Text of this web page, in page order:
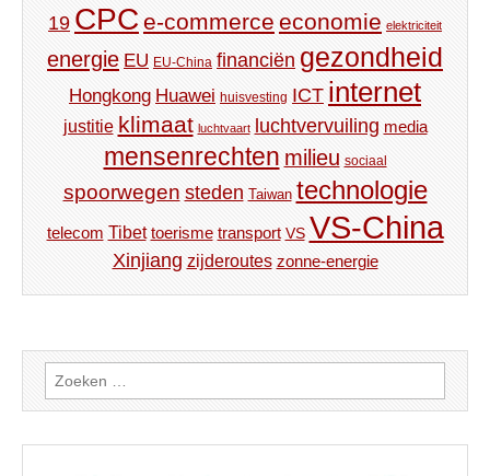
19 CPC e-commerce economie elektriciteit
energie EU EU-China financiën gezondheid
Hongkong Huawei huisvesting ICT internet
justitie klimaat luchtvaart luchtvervuiling media
mensenrechten milieu sociaal
spoorwegen steden Taiwan technologie
telecom Tibet toerisme transport VS VS-China
Xinjiang zijderoutes zonne-energie
Zoeken
naar: